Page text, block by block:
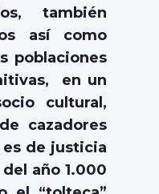
también
así como
poblaciones
en un
cultural,
cazadores
es de justicia
año 1.000